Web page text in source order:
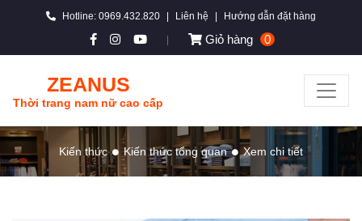
Hotline: 0969.432.820 Liên hệ Hướng dẫn đặt hàng
Giỏ hàng 0
ZEANUS
Thời trang nam nữ cao cấp
Kiến thức Kiến thức tổng quan Xem chi tiết